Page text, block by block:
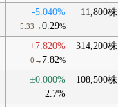
-5.040%
5.33→0.29%
11,800株
+7.820%
0→ 7.82%
314,200株
±0.000%
2.7%
108,500株